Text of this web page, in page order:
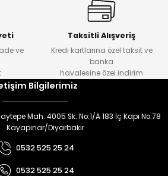
ve
Taksitli Alışveriş
Kredi kartlarına özel taksit ve
banka
havalesine özel indirim
Bilgilerimiz
Mah. 4005 Sk. No:1/A 183 İç Kapı No:78
Kayapınar/Diyarbakır
0532 525 25 24
0532 525 25 24